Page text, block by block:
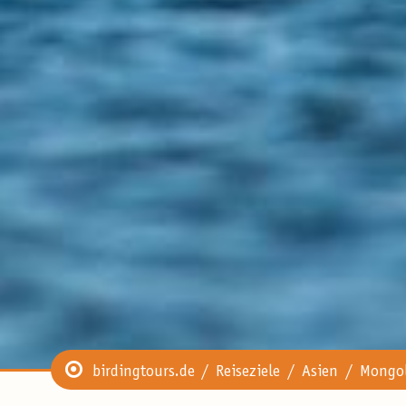
birdingtours.de Reiseziele Asien